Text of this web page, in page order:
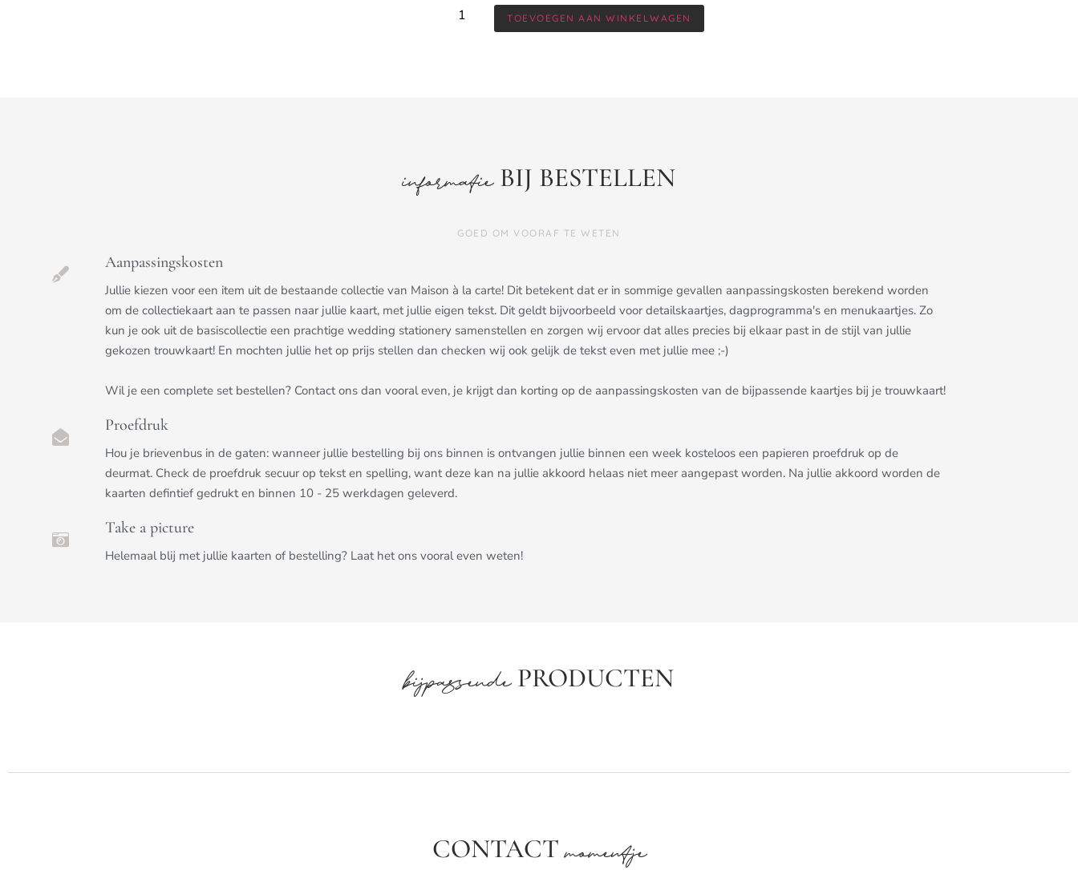
TOEVOEGEN AAN WINKELWAGEN
informatieBIJ BESTELLEN
GOED OM VOORAF TE WETEN
Aanpassingskosten
Jullie kiezen voor een item uit de bestaande collectie van Maison à la carte! Dit betekent dat er in sommige gevallen aanpassingskosten berekend worden
om de collectiekaart aan te passen naar jullie kaart, met jullie eigen tekst. Dit geldt bijvoorbeeld voor detailskaartjes, dagprogramma's en menukaartjes. Zo
kun je ook uit de basiscollectie een prachtige wedding stationery samenstellen en zorgen wij ervoor dat alles precies bij elkaar past in de stijl van jullie
gekozen trouwkaart! En mochten jullie het op prijs stellen dan checken wij ook gelijk de tekst even met jullie mee ;-)
Wil je een complete set bestellen? Contact ons dan vooral even, je krijgt dan korting op de aanpassingskosten van de bijpassende kaartjes bij je trouwkaart!
Proefdruk
Hou je brievenbus in de gaten: wanneer jullie bestelling bij ons binnen is ontvangen jullie binnen een week kosteloos een papieren proefdruk op de
deurmat. Check de proefdruk secuur op tekst en spelling, want deze kan na jullie akkoord helaas niet meer aangepast worden. Na jullie akkoord worden de
kaarten defintief gedrukt en binnen 10 - 25 werkdagen geleverd.
Take a picture
Helemaal blij met jullie kaarten of bestelling? Laat het ons vooral even weten!
bijpassendePRODUCTEN
CONTACTmomentje